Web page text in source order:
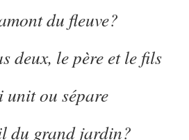
du fleuve?
deux, le père et le fils
unit ou sépare
du grand jardin?